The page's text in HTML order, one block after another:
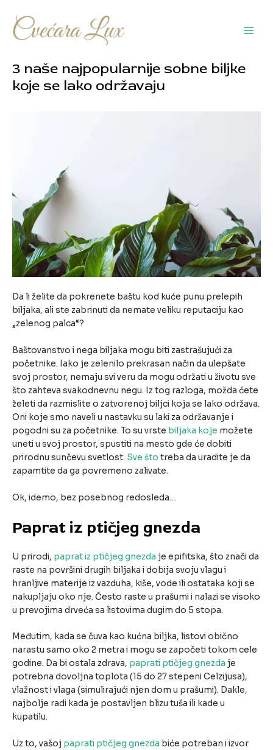
sadržaj
3 naše najpopularnije sobne biljke
koje se lako održavaju
Da li želite da pokrenete baštu kod kuće punu prelepih
biljaka, ali ste zabrinuti da nemate veliku reputaciju kao
„zelenog palca“?
Baštovanstvo i nega biljaka mogu biti zastrašujući za
početnike. Iako je zelenilo prekrasan način da ulepšate
svoj prostor, nemaju svi veru da mogu održati u životu sve
što zahteva svakodnevnu negu. Iz tog razloga, možda ćete
želeti da razmislite o zatvorenoj biljci koja se lako održava.
Oni koje smo naveli u nastavku su laki za održavanje i
pogodni su za početnike. To su vrste biljaka koje možete
uneti u svoj prostor, spustiti na mesto gde će dobiti
prirodnu sunčevu svetlost. Sve što treba da uradite je da
zapamtite da ga povremeno zalivate.
Ok, idemo, bez posebnog redosleda…
Paprat iz ptičjeg gnezda
U prirodi, paprat iz ptičjeg gnezda je epifitska, što znači da
raste na površini drugih biljaka i dobija svoju vlagu i
hranljive materije iz vazduha, kiše, vode ili ostataka koji se
nakupljaju oko nje. Često raste u prašumi i nalazi se visoko
u prevojima drveća sa listovima dugim do 5 stopa.
Međutim, kada se čuva kao kućna biljka, listovi obično
narastu samo oko 2 metra i mogu se započeti tokom cele
godine. Da bi ostala zdrava, paprati ptičjeg gnezda je
potrebna dovoljna toplota (15 do 27 stepeni Celzijusa),
vlažnost i vlaga (simulirajući njen dom u prašumi). Dakle,
najbolje radi kada je postavljen blizu tuša ili kade u
kupatilu.
Uz to, vašoj paprati ptičjeg gnezda biće potreban i izvor